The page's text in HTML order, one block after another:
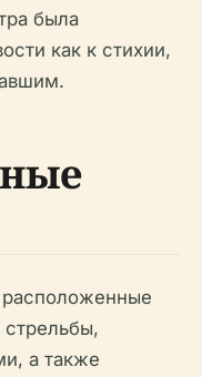
была
как к стихии,
а также